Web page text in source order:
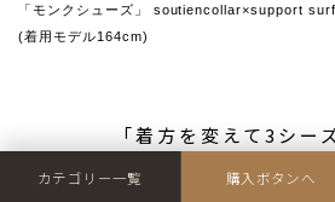
「モンクシューズ」 soutiencollar×support
(着用モデル164cm)
「着方を変えて3シー
〜 秋・冬・春先
カテゴリー一覧 購入ボタンへ